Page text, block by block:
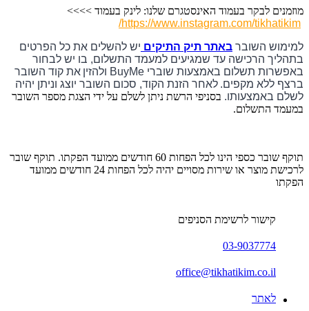
מוזמנים לבקר בעמוד האינסטגרם שלנו: לינק בעמוד >>>>
https://www.instagram.com/tikhatikim/
למימוש השובר באתר תיק התיקים יש להשלים את כל הפרטים
בתהליך הרכישה עד שמגיעים למעמד התשלום, בו יש לבחור
באפשרות תשלום באמצעות שוברי BuyMe ולהזין
את קוד השובר
ברצף ללא מקפים. לאחר הזנת הקוד, סכום השובר יוצג וניתן יהיה
לשלם באמצעותו. בסניפי הרשת ניתן לשלם על ידי הצגת מספר השובר
במעמד התשלום.
תוקף שובר כספי הינו לכל הפחות 60 חודשים ממועד הפקתו. תוקף שובר
לרכישת מוצר או שירות מסויים יהיה לכל הפחות 24 חודשים ממועד
הפקתו
קישור לרשימת הסניפים
03-9037774
office@tikhatikim.co.il
לאתר